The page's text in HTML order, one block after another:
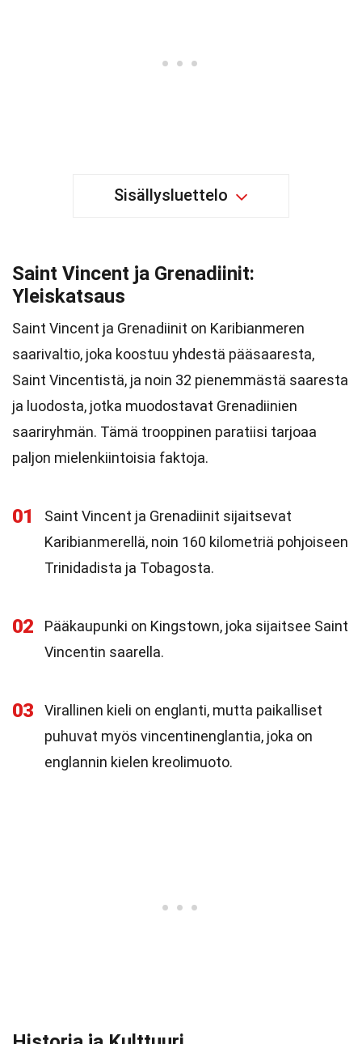
Sisällysluettelo
Saint Vincent ja Grenadiinit:
Yleiskatsaus
Saint Vincent ja Grenadiinit on Karibianmeren
saarivaltio, joka koostuu yhdestä pääsaaresta,
Saint Vincentistä, ja noin 32 pienemmästä saaresta
ja luodosta, jotka muodostavat Grenadiinien
saariryhmän. Tämä trooppinen paratiisi tarjoaa
paljon mielenkiintoisia faktoja.
01
Saint Vincent ja Grenadiinit sijaitsevat
Karibianmerellä, noin 160 kilometriä pohjoiseen
Trinidadista ja Tobagosta.
02
Pääkaupunki on Kingstown, joka sijaitsee Saint
Vincentin saarella.
03
Virallinen kieli on englanti, mutta paikalliset
puhuvat myös vincentinenglantia, joka on
englannin kielen kreolimuoto.